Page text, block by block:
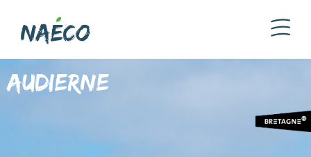
Audierne